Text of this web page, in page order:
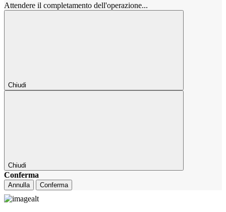
Attendere il completamento dell'operazione...
Chiudi
Chiudi
Conferma
Annulla Conferma